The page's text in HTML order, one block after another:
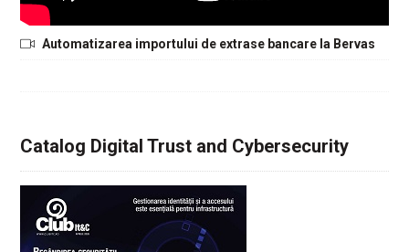
Automatizarea importului de extrase bancare la Bervas
Catalog Digital Trust and Cybersecurity